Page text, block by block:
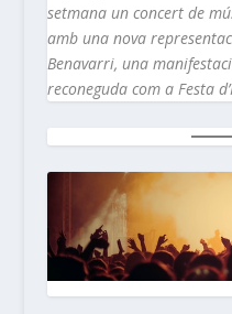
setmana un concert de
amb una nova
Benavarri, una
reconeguda com a Festa